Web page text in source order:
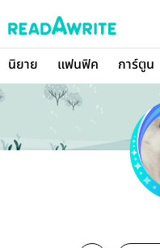
นิยาย แฟนฟิค การ์ตูน